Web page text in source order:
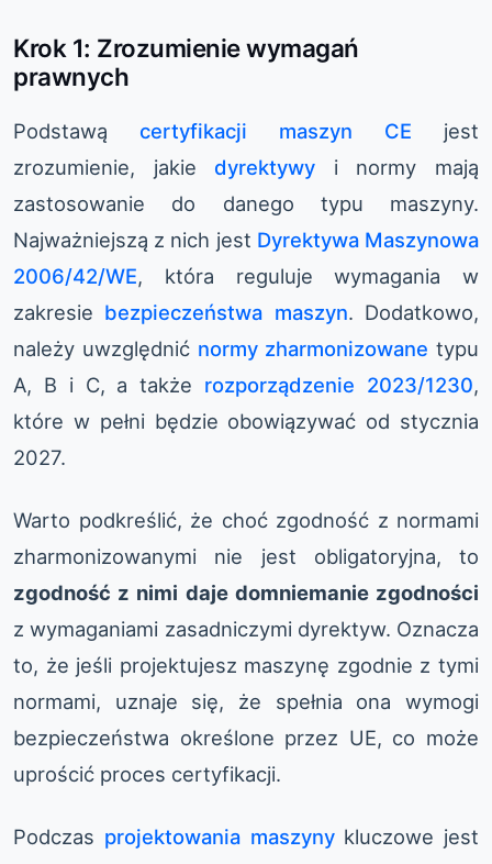
Krok 1: Zrozumienie wymagań
prawnych
Podstawą certyfikacji maszyn CE jest
zrozumienie, jakie dyrektywy i normy mają
zastosowanie do danego typu maszyny.
Najważniejszą z nich jest Dyrektywa Maszynowa
2006/42/WE, która reguluje wymagania w
zakresie bezpieczeństwa maszyn. Dodatkowo,
należy uwzględnić normy zharmonizowane typu
A, B i C, a także rozporządzenie 2023/1230,
które w pełni będzie obowiązywać od stycznia
2027.
Warto podkreślić, że choć zgodność z normami
zharmonizowanymi nie jest obligatoryjna, to
zgodność z nimi daje domniemanie zgodności
z wymaganiami zasadniczymi dyrektyw. Oznacza
to, że jeśli projektujesz maszynę zgodnie z tymi
normami, uznaje się, że spełnia ona wymogi
bezpieczeństwa określone przez UE, co może
uprościć proces certyfikacji.
Podczas projektowania maszynykluczowe jest